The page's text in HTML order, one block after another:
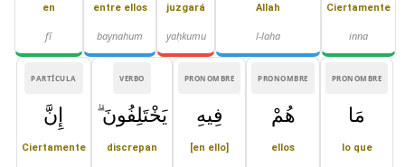
Ciertamente
inna
Allah
l-laha
juzgará
yaḥkumu
entre ellos
baynahum
en
fī
PRONOMBRE
مَا
lo que
PRONOMBRE
هُمْ
ellos
PRONOMBRE
فِيهِ
[en ello]
VERBO
يَخْتَلِفُونَ ۗ
discrepan
PARTÍCULA
إِنَّ
Ciertamente